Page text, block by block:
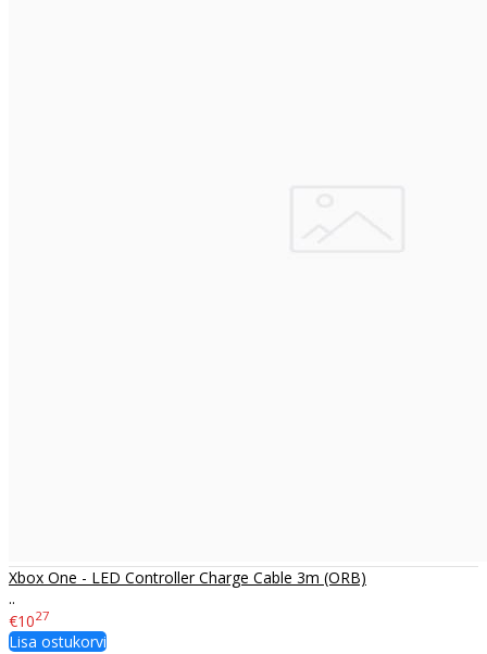
Xbox One - LED Controller Charge Cable 3m (ORB)
..
€1027
Lisa ostukorvi